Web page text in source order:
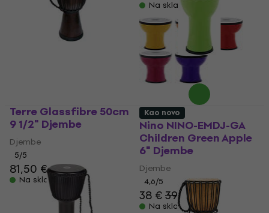
Na skladištu
Terre Glassfibre 50cm
9 1/2" Djembe
Djembe
5/5
81,50 €
Na skladištu
Nino NINO-EMDJ-GA
Children Green Apple
6" Djembe
Djembe
4,6/5
38 €39 €
Na skladištu
Kao novo